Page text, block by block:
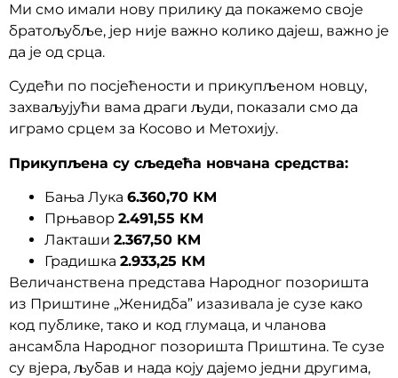
Ми смо имали нову прилику да покажемо своје
братољубље, јер није важно колико дајеш, важно је
да је од срца.
Судећи по посјећености и прикупљеном новцу,
захваљујући вама драги људи, показали смо да
играмо срцем за Косово и Метохију.
Прикупљена су сљедећа новчана средства:
Бања Лука 6.360,70 КМ
Прњавор 2.491,55 КМ
Лакташи 2.367,50 КМ
Градишка 2.933,25 КМ
Величанствена представа Народног позоришта
из Приштине „Женидба” изазивала је сузе како
код публике, тако и код глумаца, и чланова
ансамбла Народног позоришта Приштина. Те сузе
су вјера, љубав и нада коју дајемо једни другима,